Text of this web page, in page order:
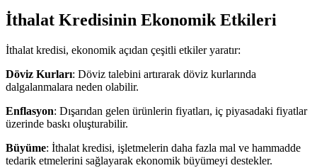
İthalat Kredisinin Ekonomik Etkileri
İthalat kredisi, ekonomik açıdan çeşitli etkiler yaratır:
Döviz Kurları: Döviz talebini artırarak döviz kurlarında
dalgalanmalara neden olabilir.
Enflasyon: Dışarıdan gelen ürünlerin fiyatları, iç piyasadaki fiyatlar
üzerinde baskı oluşturabilir.
Büyüme: İthalat kredisi, işletmelerin daha fazla mal ve hammadde
tedarik etmelerini sağlayarak ekonomik büyümeyi destekler.